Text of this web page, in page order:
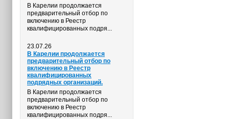
В Карелии продолжается
предварительный отбор по
включению в Реестр
квалифицированных подря...
23.07.26
В Карелии продолжается
предварительный отбор по
включению в Реестр
квалифицированных
подрядных организаций.
В Карелии продолжается
предварительный отбор по
включению в Реестр
квалифицированных подря...